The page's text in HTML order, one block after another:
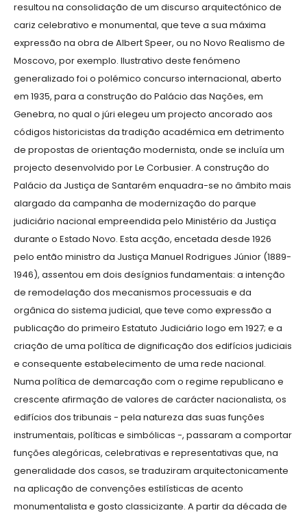
resultou na consolidação de um discurso arquitectónico de
cariz celebrativo e monumental, que teve a sua máxima
expressão na obra de Albert Speer, ou no Novo Realismo de
Moscovo, por exemplo. Ilustrativo deste fenómeno
generalizado foi o polémico concurso internacional, aberto
em 1935, para a construção do Palácio das Nações, em
Genebra, no qual o júri elegeu um projecto ancorado aos
códigos historicistas da tradição académica em detrimento
de propostas de orientação modernista, onde se incluía um
projecto desenvolvido por Le Corbusier. A construção do
Palácio da Justiça de Santarém enquadra-se no âmbito mais
alargado da campanha de modernização do parque
judiciário nacional empreendida pelo Ministério da Justiça
durante o Estado Novo. Esta acção, encetada desde 1926
pelo então ministro da Justiça Manuel Rodrigues Júnior (1889-
1946), assentou em dois desígnios fundamentais: a intenção
de remodelação dos mecanismos processuais e da
orgânica do sistema judicial, que teve como expressão a
publicação do primeiro Estatuto Judiciário logo em 1927; e a
criação de uma política de dignificação dos edifícios judiciais
e consequente estabelecimento de uma rede nacional.
Numa política de demarcação com o regime republicano e
crescente afirmação de valores de carácter nacionalista, os
edifícios dos tribunais - pela natureza das suas funções
instrumentais, políticas e simbólicas -, passaram a comportar
funções alegóricas, celebrativas e representativas que, na
generalidade dos casos, se traduziram arquitectonicamente
na aplicação de convenções estilísticas de acento
monumentalista e gosto classicizante. A partir da década de